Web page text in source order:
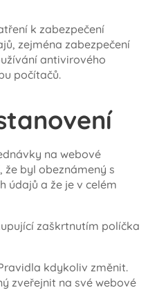
k zabezpečení
zejména zabezpečení
antivirového
počítačů.
na webové
že byl obeznámený s
údajů a že je v celém
zaškrtnutím políčka
kdykoliv změnit.
zveřejnit na své webové